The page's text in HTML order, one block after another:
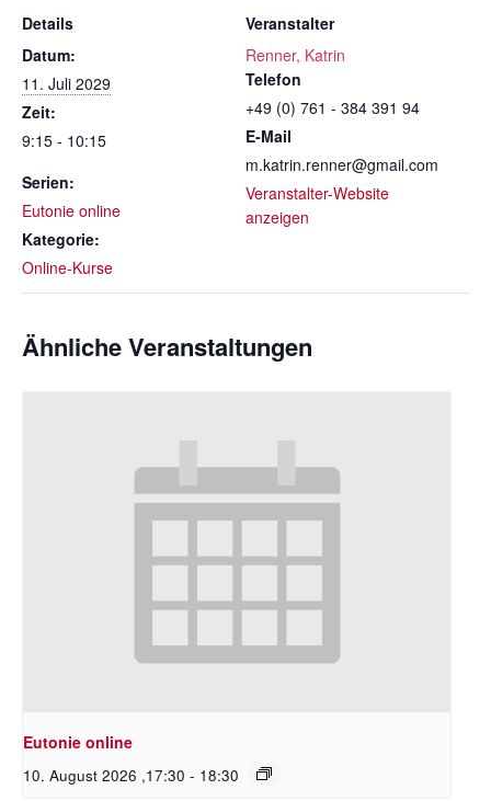
Details
Datum:
11. Juli 2029
Zeit:
9:15 - 10:15
Serien:
Eutonie online
Kategorie:
Online-Kurse
Veranstalter
Renner, Katrin
Telefon
+49 (0) 761 - 384 391 94
E-Mail
m.katrin.renner@gmail.com
Veranstalter-Website
anzeigen
Ähnliche Veranstaltungen
Eutonie online
10. August 2026 ,17:30 - 18:30